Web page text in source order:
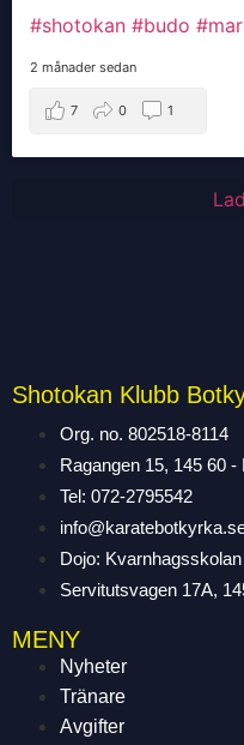
#shotokan #budo
2 månader sedan
7 0 1
Shotokan Klubb
Org. no. 802518-8114
Ragangen 15, 145 60 -
Tel: 072-2795542
Dojo: Kvarnhagsskolan
Servitutsvagen 17A,
MENY
Nyheter
Tränare
Avgifter